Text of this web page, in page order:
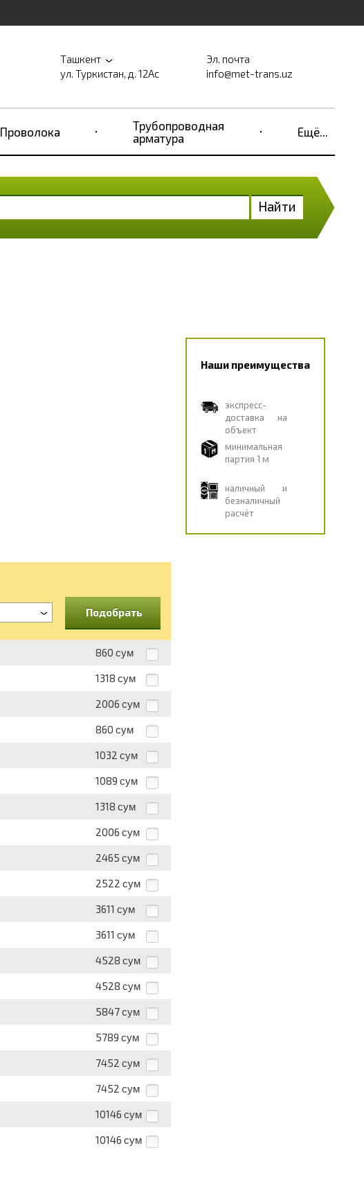
Ташкент
ул. Туркистан, д. 12Ас
Эл. почта
info@met-trans.uz
Проволока
Трубопроводная
арматура
Ещё...
Найти
Наши преимущества
экспресс-
доставка на
объект
минимальная
партия 1 м
наличный и
безналичный
расчёт
Подобрать
860 сум
1318 сум
2006 сум
860 сум
1032 сум
1089 сум
1318 сум
2006 сум
2465 сум
2522 сум
3611 сум
3611 сум
4528 сум
4528 сум
5847 сум
5789 сум
7452 сум
7452 сум
10146 сум
10146 сум